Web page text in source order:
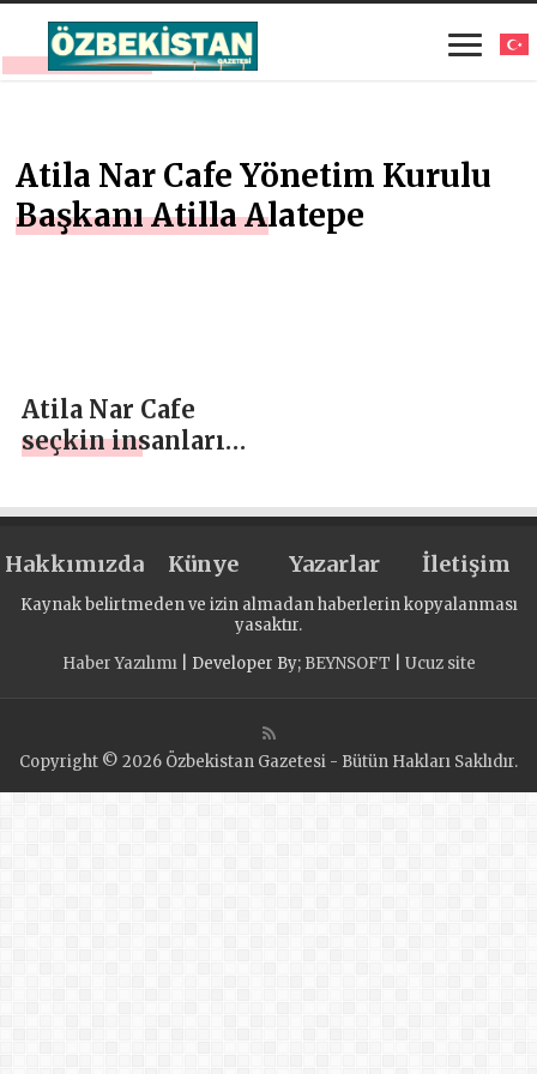
Atila Nar Cafe Yönetim Kurulu
Başkanı Atilla Alatepe
Atila Nar Cafe
seçkin insanların
Hakkımızda Künye Yazarlar İletişim
Kaynak belirtmeden ve izin almadan haberlerin kopyalanması
yasaktır.
Haber Yazılımı| Developer By; BEYNSOFT Ucuz site
Copyright © 2026 Özbekistan Gazetesi - Bütün Hakları Saklıdır.